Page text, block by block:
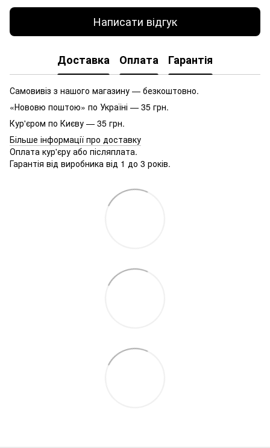
Написати відгук
Доставка Оплата Гарантія
Самовивіз з нашого магазину — безкоштовно.
«Нововю поштою» по Україні — 35 грн.
Кур'єром по Києву — 35 грн.
Більше інформації про доставку
Оплата кур'єру або післяплата.
Гарантія від виробника від 1 до 3 років.